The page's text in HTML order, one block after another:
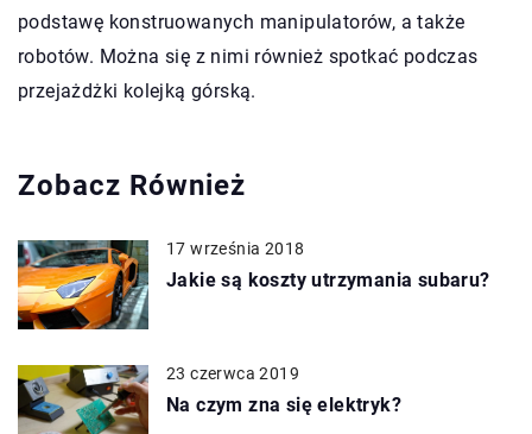
podstawę konstruowanych manipulatorów, a także
robotów. Można się z nimi również spotkać podczas
przejażdżki kolejką górską.
Zobacz Również
17 września 2018
Jakie są koszty utrzymania subaru?
23 czerwca 2019
Na czym zna się elektryk?